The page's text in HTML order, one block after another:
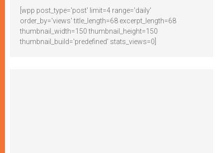
[wpp post_type='post' limit=4 range='daily'
order_by='views' title_length=68 excerpt_length=68
thumbnail_width=150 thumbnail_height=150
thumbnail_build='predefined' stats_views=0]